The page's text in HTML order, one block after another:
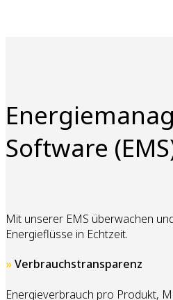
Software
Mit unserer EMS überwachen
Energieflüsse in Echtzeit.
»Verbrauchstransparenz
Energieverbrauch pro Produkt,